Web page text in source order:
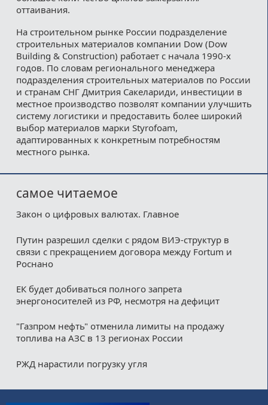
оттаивания.
На строительном рынке России подразделение
строительных материалов компании Dow (Dow
Building & Construction) работает с начала 1990-х
годов. По словам регионального менеджера
подразделения строительных материалов по России
и странам СНГ Дмитрия Сакелариди, инвестиции в
местное производство позволят компании улучшить
систему логистики и предоставить более широкий
выбор материалов марки Styrofoam,
адаптированных к конкретным потребностям
местного рынка.
самое читаемое
Закон о цифровых валютах. Главное
Путин разрешил сделки с рядом ВИЭ-структур в
связи с прекращением договора между Fortum и
Роснано
ЕК будет добиваться полного запрета
энергоносителей из РФ, несмотря на дефицит
"Газпром нефть" отменила лимиты на продажу
топлива на АЗС в 13 регионах России
РЖД нарастили погрузку угля